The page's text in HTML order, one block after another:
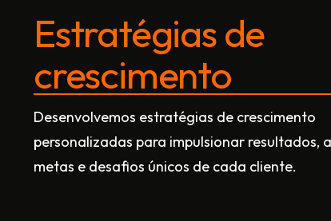
Estratégias de
crescimento
Desenvolvemos estratégias de crescimento
personalizadas para impulsionar resultados,
metas e desafios únicos de cada cliente.